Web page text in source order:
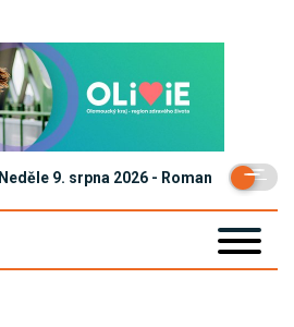
Neděle 9. srpna 2026 - Roman